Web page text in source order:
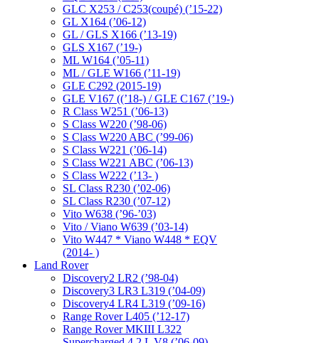
GLC X253 / C253(coupé) (’15-22)
GL X164 (’06-12)
GL / GLS X166 (’13-19)
GLS X167 (’19-)
ML W164 (’05-11)
ML / GLE W166 (’11-19)
GLE C292 (2015-19)
GLE V167 ((’18-) / GLE C167 (’19-)
R Class W251 (’06-13)
S Class W220 (’98-06)
S Class W220 ABC (’99-06)
S Class W221 (’06-14)
S Class W221 ABC (’06-13)
S Class W222 (’13- )
SL Class R230 (’02-06)
SL Class R230 (’07-12)
Vito W638 (’96-’03)
Vito / Viano W639 (’03-14)
Vito W447 * Viano W448 * EQV
(2014- )
Land Rover
Discovery2 LR2 (’98-04)
Discovery3 LR3 L319 (’04-09)
Discovery4 LR4 L319 (’09-16)
Range Rover L405 (’12-17)
Range Rover MKIII L322